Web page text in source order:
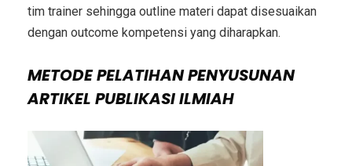
tim trainer sehingga outline materi dapat disesuaikan
dengan outcome kompetensi yang diharapkan.
METODEPELATIHAN PENYUSUNAN
ARTIKEL PUBLIKASI ILMIAH